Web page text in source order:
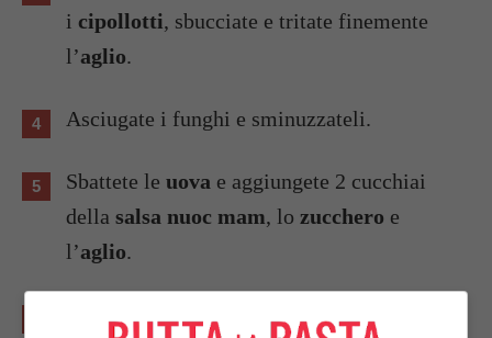
i cipollotti, sbucciate e tritate finemente
l’aglio.
Asciugate i funghi e sminuzzateli.
Sbattete le uova e aggiungete 2 cucchiai
della salsa nuoc mam, lo zucchero e
l’aglio.